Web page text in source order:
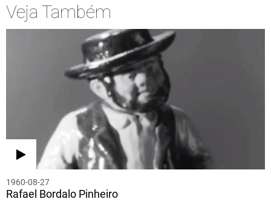
Veja Também
1960-08-27
Rafael Bordalo Pinheiro